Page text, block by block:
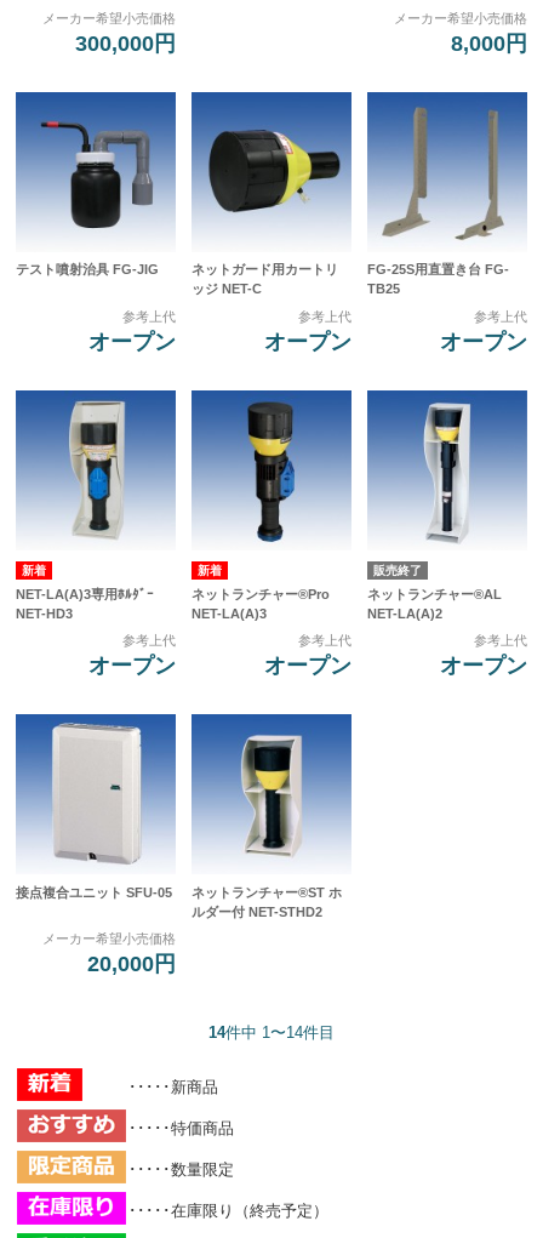
メーカー希望小売価格
300,000円
メーカー希望小売価格
8,000円
テスト噴射治具 FG-JIG
参考上代
オープン
ネットガード用カートリ
ッジ NET-C
参考上代
オープン
FG-25S用直置き台 FG-
TB25
参考上代
オープン
NET-LA(A)3専用ﾎﾙﾀﾞｰ
NET-HD3
参考上代
オープン
ネットランチャー®Pro
NET-LA(A)3
参考上代
オープン
販売終了
ネットランチャー®AL
NET-LA(A)2
参考上代
オープン
接点複合ユニット SFU-05
メーカー希望小売価格
20,000円
ネットランチャー®ST ホ
ルダー付 NET-STHD2
14件中 1〜14件目
･････新商品
･････特価商品
･････数量限定
･････在庫限り（終売予定）